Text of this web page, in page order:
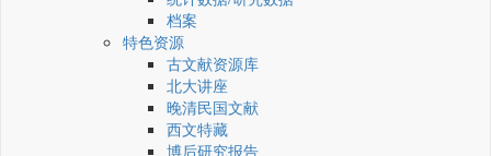
档案
特色资源
古文献资源库
北大讲座
晚清民国文献
西文特藏
博后研究报告